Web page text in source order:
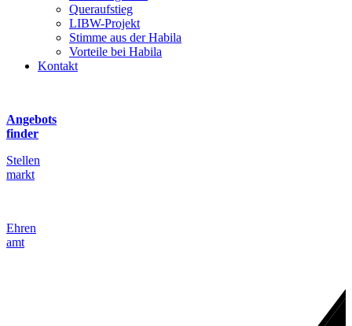
Queraufstieg
LIBW-Projekt
Stimme aus der Habila
Vorteile bei Habila
Kontakt
Angebots
finder
Stellen
markt
Ehren
amt